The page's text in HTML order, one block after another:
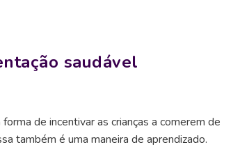
saudável
de incentivar as crianças a comerem de
também é uma maneira de aprendizado.